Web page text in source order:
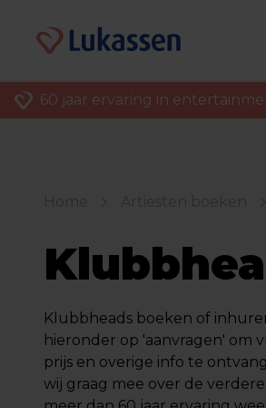
60 jaar ervaring in
Klubbheads boeken of
hieronder op 'aanvragen' om
prijs en overige info te
wij graag mee over de